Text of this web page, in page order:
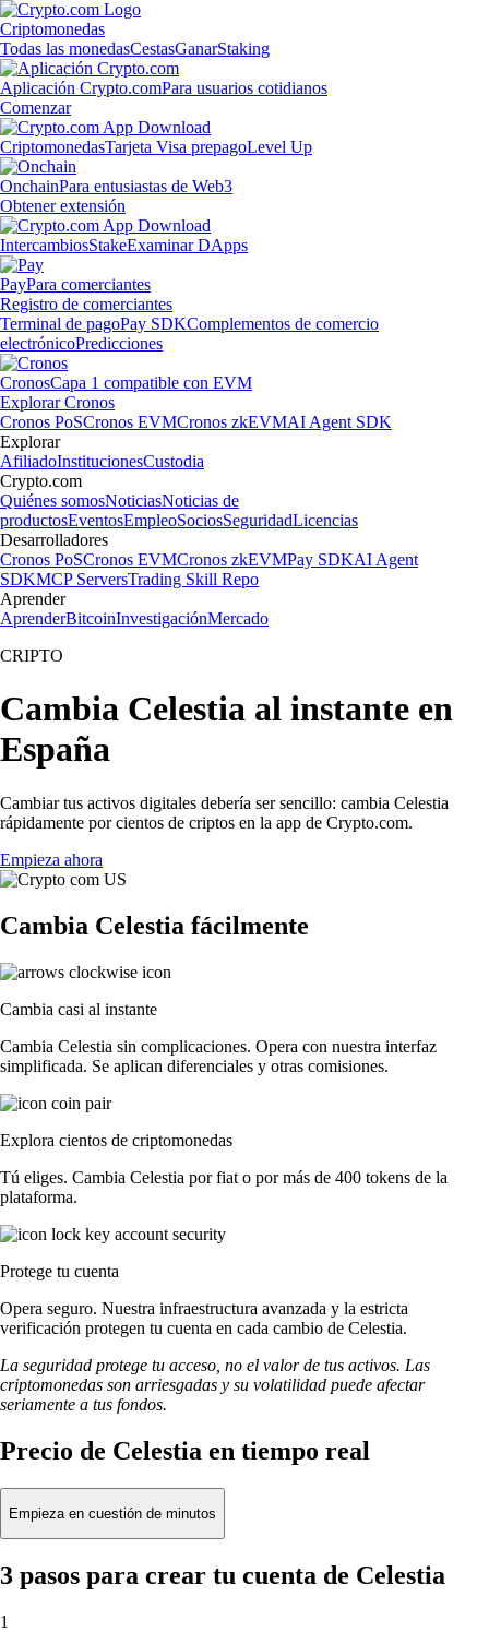
Criptomonedas
Todas las monedasCestasGanarStaking
Aplicación Crypto.comPara usuarios cotidianos
Comenzar
CriptomonedasTarjeta Visa prepagoLevel Up
OnchainPara entusiastas de Web3
Obtener extensión
IntercambiosStakeExaminar DApps
PayPara comerciantes
Registro de comerciantes
Terminal de pagoPay SDKComplementos de comercio
electrónicoPredicciones
CronosCapa 1 compatible con EVM
Explorar Cronos
Cronos PoSCronos EVMCronos zkEVMAI Agent SDK
Explorar
AfiliadoInstitucionesCustodia
Crypto.com
Quiénes somosNoticiasNoticias de
productosEventosEmpleoSociosSeguridadLicencias
Desarrolladores
Cronos PoSCronos EVMCronos zkEVMPay SDKAI Agent
SDKMCP ServersTrading Skill Repo
Aprender
AprenderBitcoinInvestigaciónMercado
CRIPTO
Cambia Celestia al instante en
España
Cambiar tus activos digitales debería ser sencillo: cambia Celestia
rápidamente por cientos de criptos en la app de Crypto.com.
Empieza ahora
Cambia Celestia fácilmente
Cambia casi al instante
Cambia Celestia sin complicaciones. Opera con nuestra interfaz
simplificada. Se aplican diferenciales y otras comisiones.
Explora cientos de criptomonedas
Tú eliges. Cambia Celestia por fiat o por más de 400 tokens de la
plataforma.
Protege tu cuenta
Opera seguro. Nuestra infraestructura avanzada y la estricta
verificación protegen tu cuenta en cada cambio de Celestia.
La seguridad protege tu acceso, no el valor de tus activos. Las
criptomonedas son arriesgadas y su volatilidad puede afectar
seriamente a tus fondos.
Precio de Celestia en tiempo real
Empieza en cuestión de minutos
3 pasos para crear tu cuenta de Celestia
1